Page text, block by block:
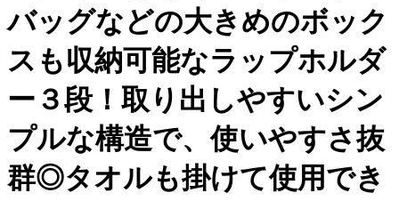
バッグなどの大きめのボック
スも収納可能なラップホルダ
ー３段！取り出しやすいシン
プルな構造で、使いやすさ抜
群◎タオルも掛けて使用でき